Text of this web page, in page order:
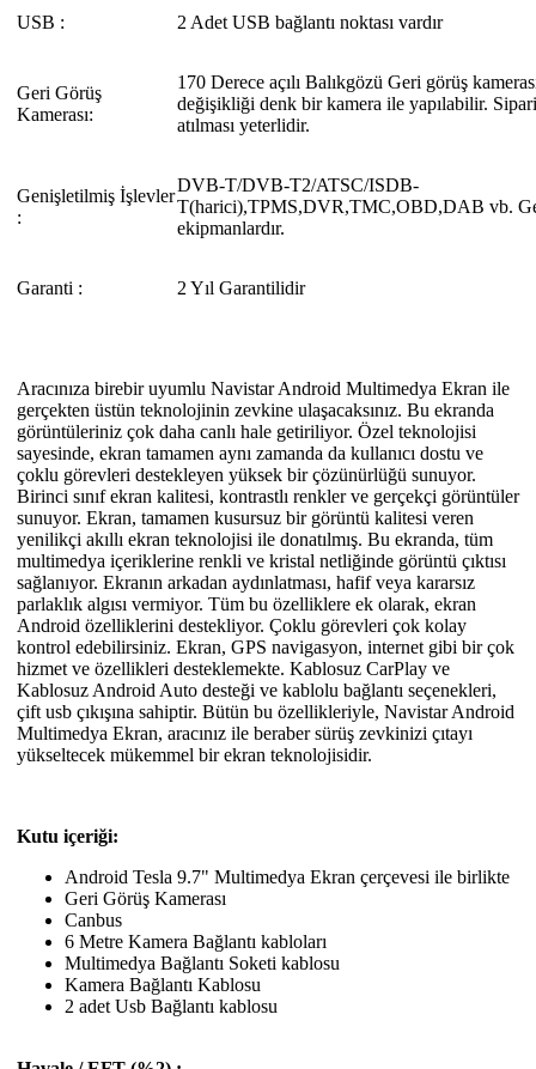
USB : 2 Adet USB bağlantı noktası vardır
Geri Görüş
Kamerası:
170 Derece açılı Balıkgözü Geri görüş
değişikliği denk bir kamera ile yapılabilir.
atılması yeterlidir.
Genişletilmiş İşlevler
:
DVB-T/DVB-T2/ATSC/ISDB-
T(harici),TPMS,DVR,TMC,OBD,DAB vb.
ekipmanlardır.
Garanti : 2 Yıl Garantilidir
Aracınıza birebir uyumlu Navistar Android Multimedya Ekran ile
gerçekten üstün teknolojinin zevkine ulaşacaksınız. Bu ekranda
görüntüleriniz çok daha canlı hale getiriliyor. Özel teknolojisi
sayesinde, ekran tamamen aynı zamanda da kullanıcı dostu ve
çoklu görevleri destekleyen yüksek bir çözünürlüğü sunuyor.
Birinci sınıf ekran kalitesi, kontrastlı renkler ve gerçekçi görüntüler
sunuyor. Ekran, tamamen kusursuz bir görüntü kalitesi veren
yenilikçi akıllı ekran teknolojisi ile donatılmış. Bu ekranda, tüm
multimedya içeriklerine renkli ve kristal netliğinde görüntü çıktısı
sağlanıyor. Ekranın arkadan aydınlatması, hafif veya kararsız
parlaklık algısı vermiyor. Tüm bu özelliklere ek olarak, ekran
Android özelliklerini destekliyor. Çoklu görevleri çok kolay
kontrol edebilirsiniz. Ekran, GPS navigasyon, internet gibi bir çok
hizmet ve özellikleri desteklemekte. Kablosuz CarPlay ve
Kablosuz Android Auto desteği ve kablolu bağlantı seçenekleri,
çift usb çıkışına sahiptir. Bütün bu özellikleriyle, Navistar Android
Multimedya Ekran, aracınız ile beraber sürüş zevkinizi çıtayı
yükseltecek mükemmel bir ekran teknolojisidir.
Kutu içeriği:
Android Tesla 9.7" Multimedya Ekran çerçevesi ile birlikte
Geri Görüş Kamerası
Canbus
6 Metre Kamera Bağlantı kabloları
Multimedya Bağlantı Soketi kablosu
Kamera Bağlantı Kablosu
2 adet Usb Bağlantı kablosu